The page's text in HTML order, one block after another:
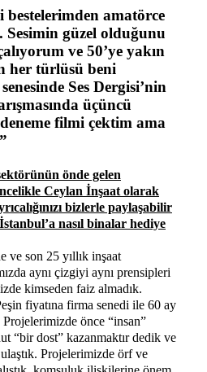
bestelerimden amatörce
Sesimin güzel olduğunu
ve 50’ye yakın
her türlüsü beni
Ses Dergisi’nin
üçüncü
filmi çektim ama
önde gelen
Ceylan İnşaat olarak
bizlerle paylaşabilir
nasıl binalar hediye
ve son 25 yıllık inşaat
aynı çizgiyi aynı prensipleri
kimseden faiz almadık.
fiyatına firma senedi ile 60 ay
önce “insan”
“bir dost” kazanmaktır dedik ve
Projelerimizde örf ve